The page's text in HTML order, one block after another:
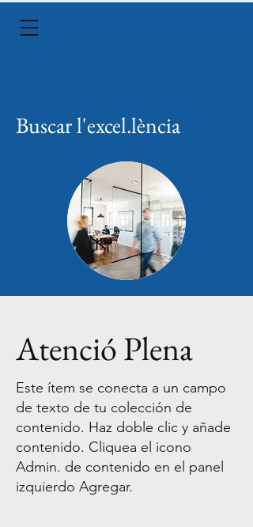
Buscar l'excel.lència
Atenció Plena
Este ítem se conecta a un campo
de texto de tu colección de
contenido. Haz doble clic y añade
contenido. Cliquea el icono
Admin. de contenido en el panel
izquierdo Agregar.